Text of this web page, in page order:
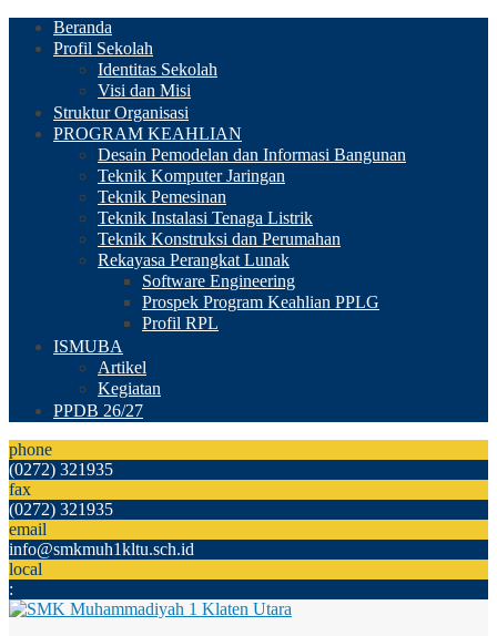
Beranda
Profil Sekolah
Identitas Sekolah
Visi dan Misi
Struktur Organisasi
PROGRAM KEAHLIAN
Desain Pemodelan dan Informasi Bangunan
Teknik Komputer Jaringan
Teknik Pemesinan
Teknik Instalasi Tenaga Listrik
Teknik Konstruksi dan Perumahan
Rekayasa Perangkat Lunak
Software Engineering
Prospek Program Keahlian PPLG
Profil RPL
ISMUBA
Artikel
Kegiatan
PPDB 26/27
phone
(0272) 321935
fax
(0272) 321935
email
info@smkmuh1kltu.sch.id
local
: